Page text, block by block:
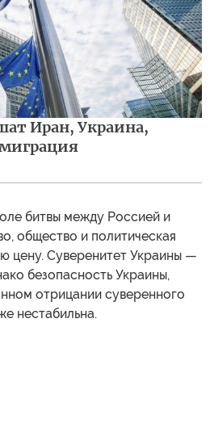
Иран, Украина,
битвы между Россией и
общество и политическая
цену. Суверенитет Украины —
безопасность Украины,
отрицании суверенного
нестабильна.